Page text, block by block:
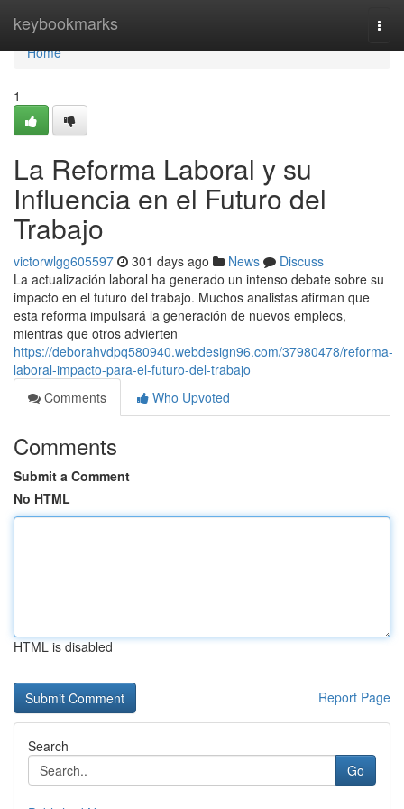
keybookmarks
Home
Home
1
La Reforma Laboral y su
Influencia en el Futuro del
Trabajo
victorwlgg605597 301 days ago News
Discuss
La actualización laboral ha generado un intenso debate sobre su
impacto en el futuro del trabajo. Muchos analistas afirman que
esta reforma impulsará la generación de nuevos empleos,
mientras que otros advierten
https://deborahvdpq580940.webdesign96.com/37980478/reforma-
laboral-impacto-para-el-futuro-del-trabajo
Comments
Who Upvoted
Comments
Submit a Comment
No HTML
HTML is disabled
Report Page
Search
Go